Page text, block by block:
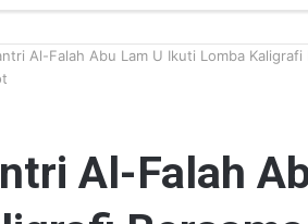
Al-Falah Abu Lam U Ikuti Lomba Kaligrafi
Al-Falah